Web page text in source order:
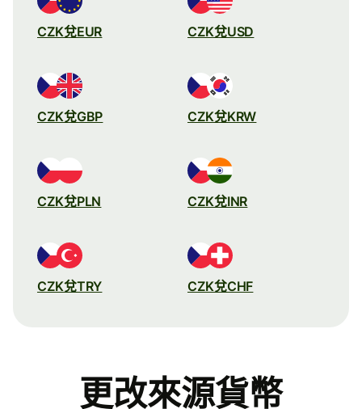
CZK兌EUR CZK兌USD
CZK兌GBP CZK兌KRW
CZK兌PLN CZK兌INR
CZK兌TRY CZK兌CHF
更改來源貨幣